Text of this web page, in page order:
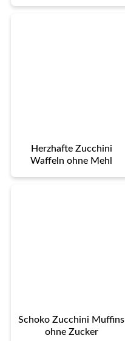
Herzhafte Zucchini
Waffeln ohne Mehl
Schoko Zucchini Muffins
ohne Zucker